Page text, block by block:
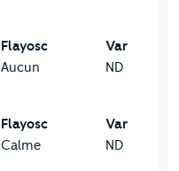
Flayosc
Aucun
Var
ND
Flayosc
Calme
Var
ND